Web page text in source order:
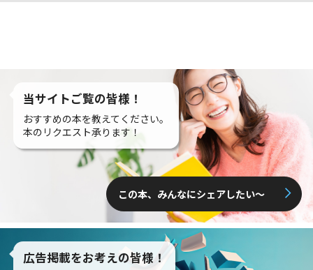
当サイトご覧の皆様！
おすすめの本を教えてください。
本のリクエスト承ります！
この本、みんなにシェアしたい〜
広告掲載をお考えの皆様！